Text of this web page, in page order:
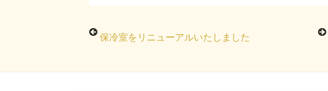
保冷室をリニューアルいたしました